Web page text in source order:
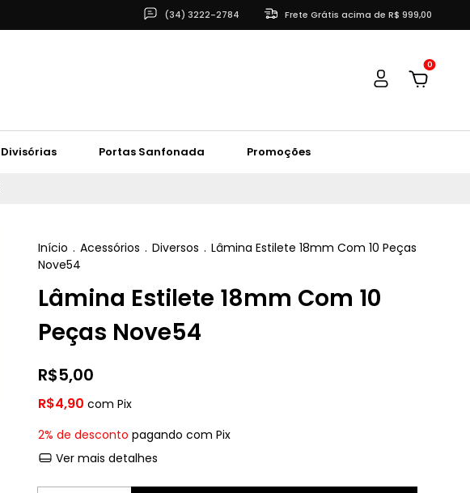
(34) 3222-2784 Frete Grátis acima de R$ 999,00
0
Divisórias Portas Sanfonada Promoções
Início . Acessórios . Diversos . Lâmina Estilete 18mm Com 10 Peças
Nove54
Lâmina Estilete 18mm Com 10
Peças Nove54
R$5,00
R$4,90 com Pix
2% de desconto pagando com Pix
Ver mais detalhes